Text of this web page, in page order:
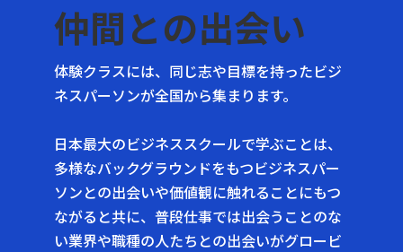
仲間との出会い
体験クラスには、同じ志や目標を持ったビジ
ネスパーソンが全国から集まります。
日本最大のビジネススクールで学ぶことは、
多様なバックグラウンドをもつビジネスパー
ソンとの出会いや価値観に触れることにもつ
ながると共に、普段仕事では出会うことのな
い業界や職種の人たちとの出会いがグロービ